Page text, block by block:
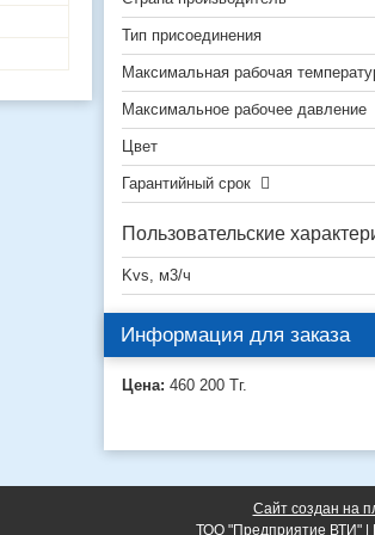
Тип присоединения
Максимальная рабочая
Максимальное рабочее давление
Цвет
Гарантийный срок
Пользовательские
Kvs, м3/ч
Информация для заказа
Цена: 460 200 Тг.
Сайт создан на
ТОО "Предприятие ВТИ" |